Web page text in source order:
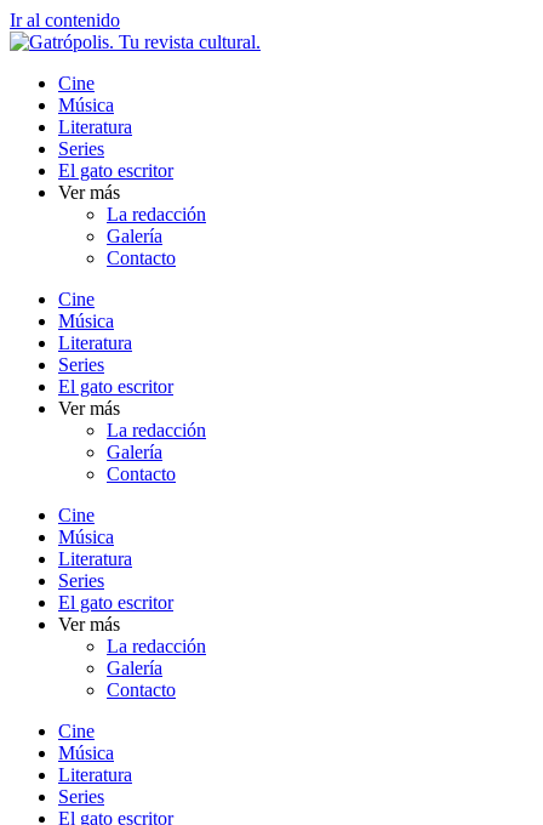
Ir al contenido
Cine
Música
Literatura
Series
El gato escritor
Ver más
La redacción
Galería
Contacto
Cine
Música
Literatura
Series
El gato escritor
Ver más
La redacción
Galería
Contacto
Cine
Música
Literatura
Series
El gato escritor
Ver más
La redacción
Galería
Contacto
Cine
Música
Literatura
Series
El gato escritor